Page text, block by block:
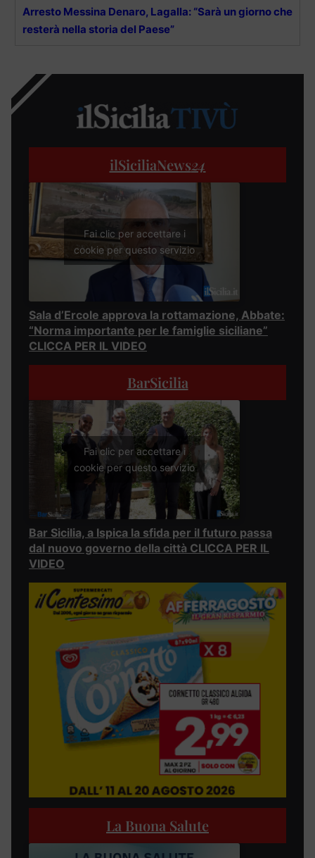
Arresto Messina Denaro, Lagalla: “Sarà un giorno che
resterà nella storia del Paese”
ilSiciliaNews24
Fai clic per accettare i
cookie per questo servizio
Sala d’Ercole approva la rottamazione, Abbate:
“Norma importante per le famiglie siciliane”
CLICCA PER IL VIDEO
BarSicilia
Fai clic per accettare i
cookie per questo servizio
Bar Sicilia, a Ispica la sfida per il futuro passa
dal nuovo governo della città CLICCA PER IL
VIDEO
La Buona Salute